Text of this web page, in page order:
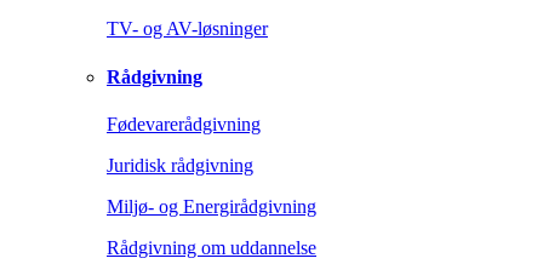
TV- og AV-løsninger
Rådgivning
Fødevarerådgivning
Juridisk rådgivning
Miljø- og Energirådgivning
Rådgivning om uddannelse